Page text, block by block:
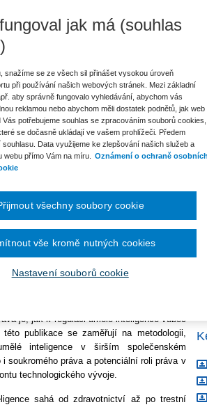
Wolters Kluwer
monografie
6/2024
brožovaná
124
978-80-7676-878-9
problémy a zvyšuje efektivitu práce v
využití v praxi však přináší mnohé výzvy z
je, jak k regulaci umělé inteligence vůbec
této publikace se zaměřují na metodologii,
inteligence v širším společenském
i soukromého práva a potenciální roli práva v
technologického vývoje.
sahá od zdravotnictví až po trestní
jak má (souhlas
snažíme se ze všech sil přinášet vysokou úroveň
při používání našich webových stránek. Mezi základní
aby správně fungovalo vyhledávání, abychom vás
reklamou nebo abychom měli dostatek podnětů, jak web
potřebujeme souhlas se zpracováním souborů cookies,
se dočasně ukládají ve vašem prohlížeči. Předem
souhlasu. Data využijeme ke zlepšování našich služeb a
webu přímo Vám na míru.
Oznámení o ochraně osobních
Nastavení souborů cookie
vše kromě nutných cookies
všechny soubory cookie